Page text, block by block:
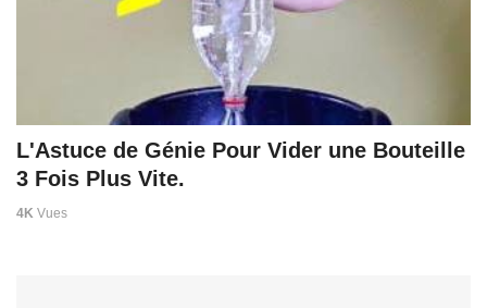
L'Astuce de Génie Pour Vider une Bouteille
3 Fois Plus Vite.
4K Vues